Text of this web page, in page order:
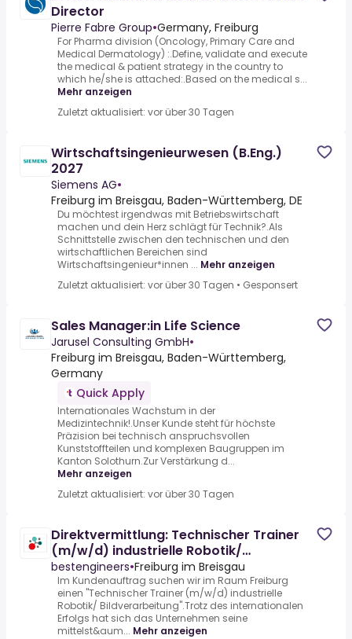
Director
Pierre Fabre Group•Germany, Freiburg
For Pharma division (Oncology, Primary Care and
Medical Dermatology) :.Define, validate and execute
the medical & patient strategy in the country to
which he/she is attached:.Based on the medical s...
Mehr anzeigen
Zuletzt aktualisiert: vor über 30 Tagen
Wirtschaftsingenieurwesen (B.Eng.)
2027
Siemens AG•
Freiburg im Breisgau, Baden-Württemberg, DE
Du möchtest irgendwas mit Betriebswirtschaft
machen und dein Herz schlägt für Technik?.Als
Schnittstelle zwischen den technischen und den
wirtschaftlichen Bereichen sind
Wirtschaftsingenieur*innen ... Mehr anzeigen
Zuletzt aktualisiert: vor über 30 Tagen • Gesponsert
Sales Manager:in Life Science
Jarusel Consulting GmbH•
Freiburg im Breisgau, Baden-Württemberg,
Germany
Quick Apply
Internationales Wachstum in der
Medizintechnik!.Unser Kunde steht für höchste
Präzision bei technisch anspruchsvollen
Kunststoffteilen und komplexen Baugruppen im
Kanton Solothurn.Zur Verstärkung d...
Mehr anzeigen
Zuletzt aktualisiert: vor über 30 Tagen
Direktvermittlung: Technischer Trainer
(m/w/d) industrielle Robotik/
Bildverarbeitung
bestengineers•Freiburg im Breisgau
Im Kundenauftrag suchen wir im Raum Freiburg
einen "Technischer Trainer (m/w/d) industrielle
Robotik/ Bildverarbeitung".Trotz des internationalen
Erfolgs hat sich das Unternehmen seine
mittelst&aum... Mehr anzeigen